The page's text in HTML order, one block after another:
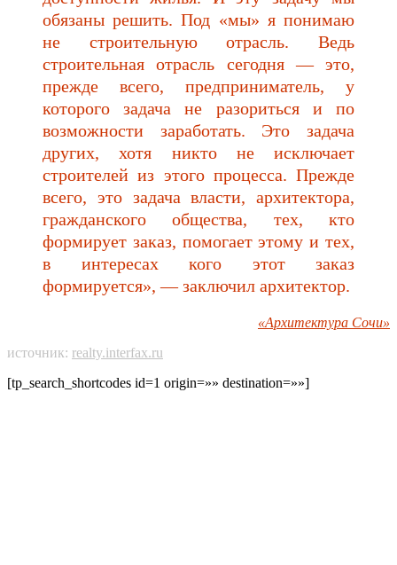
обязаны решить. Под «мы» я понимаю
не строительную отрасль. Ведь
строительная отрасль сегодня — это,
прежде всего, предприниматель, у
которого задача не разориться и по
возможности заработать. Это задача
других, хотя никто не исключает
строителей из этого процесса. Прежде
всего, это задача власти, архитектора,
гражданского общества, тех, кто
формирует заказ, помогает этому и тех,
в интересах кого этот заказ
формируется», — заключил архитектор.
«Архитектура Сочи»
источник: realty.interfax.ru
[tp_search_shortcodes id=1 origin=»» destination=»»]